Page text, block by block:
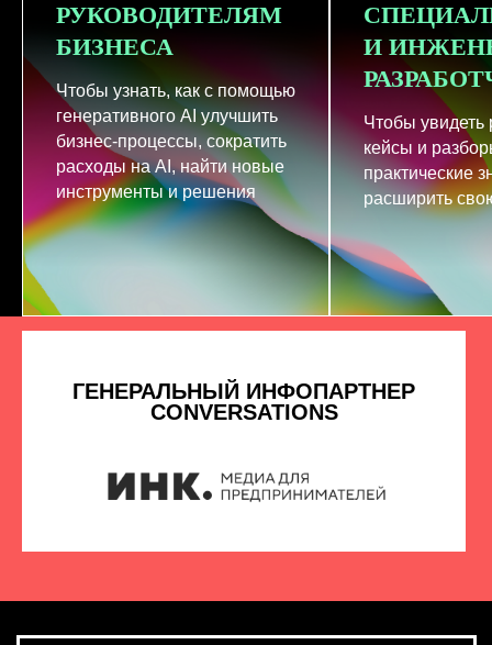
РУКОВОДИТЕЛЯМ
БИЗНЕСА
Чтобы узнать, как с помощью
генеративного AI улучшить
бизнес-процессы, сократить
расходы на AI, найти новые
инструменты и решения
И
Чтобы увидеть
кейсы и
практические
расширить